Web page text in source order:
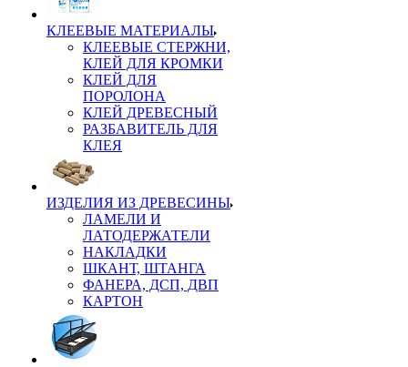
КЛЕЕВЫЕ МАТЕРИАЛЫ
КЛЕЕВЫЕ СТЕРЖНИ,
КЛЕЙ ДЛЯ КРОМКИ
КЛЕЙ ДЛЯ
ПОРОЛОНА
КЛЕЙ ДРЕВЕСНЫЙ
РАЗБАВИТЕЛЬ ДЛЯ
КЛЕЯ
ИЗДЕЛИЯ ИЗ ДРЕВЕСИНЫ
ЛАМЕЛИ И
ЛАТОДЕРЖАТЕЛИ
НАКЛАДКИ
ШКАНТ, ШТАНГА
ФАНЕРА, ДСП, ДВП
КАРТОН